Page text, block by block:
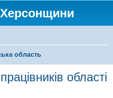
область
області